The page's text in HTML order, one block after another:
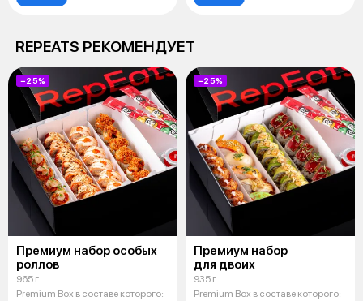
REPEATS РЕКОМЕНДУЕТ
−25%
Премиум набор особых
роллов
965 г
Premium Box в составе которого:
−25%
Премиум набор
для двоих
935 г
Premium Box в составе которого: